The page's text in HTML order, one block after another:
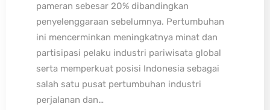
pameran sebesar 20% dibandingkan
penyelenggaraan sebelumnya. Pertumbuhan
ini mencerminkan meningkatnya minat dan
partisipasi pelaku industri pariwisata global
serta memperkuat posisi Indonesia sebagai
salah satu pusat pertumbuhan industri
perjalanan dan…